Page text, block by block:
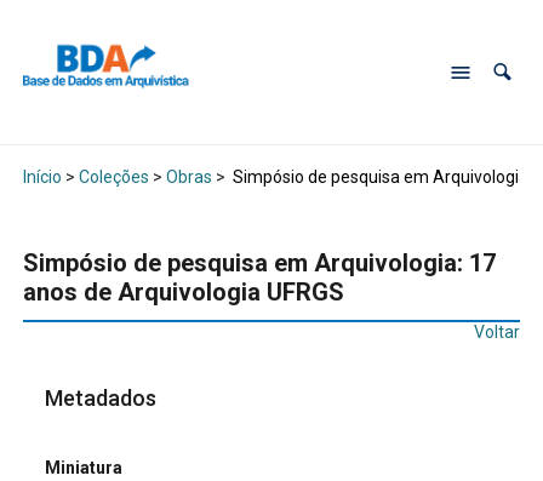
Início > Coleções > Obras > Simpósio de pesquisa em Arquivologia:
Simpósio de pesquisa em Arquivologia: 17
anos de Arquivologia UFRGS
Voltar
Metadados
Miniatura